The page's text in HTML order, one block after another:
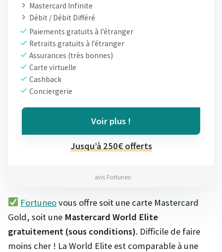
Mastercard Infinite
Débit / Débit Différé
Paiements gratuits à l’étranger
Retraits gratuits à l’étranger
Assurances (très bonnes)
Carte virtuelle
Cashback
Conciergerie
Voir plus !
Jusqu’à 250€ offerts
avis Fortuneo
Fortuneovous offre soit une carte Mastercard
Gold, soit une Mastercard World Elite
gratuitement (sous conditions). Difficile de faire
moins cher ! La World Elite est comparable à une